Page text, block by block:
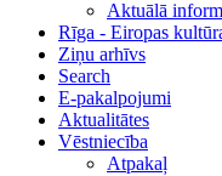
Aktuālā
Rīga - Eiropas
Ziņu arhīvs
Search
E-pakalpojumi
Aktualitātes
Vēstniecība
Atpakaļ